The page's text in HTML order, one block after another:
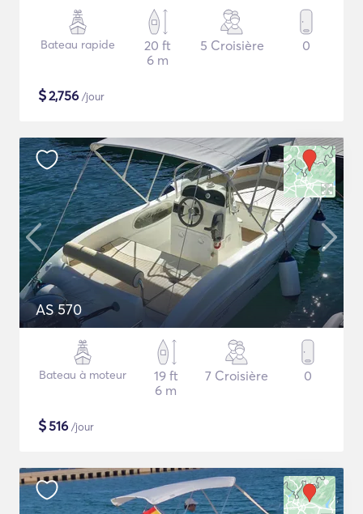
Bateau rapide
20 ft
6 m
5 Croisière 0
$2,756 /jour
AS 570
Bateau à moteur
19 ft
6 m
7 Croisière 0
$516 /jour